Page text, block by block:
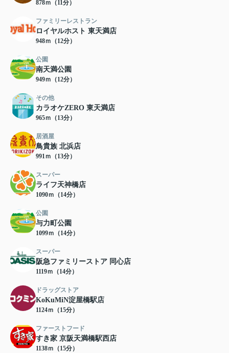
878ｍ（11分）
ファミリーレストラン
ロイヤルホスト 東天満店
948ｍ（12分）
公園
南天満公園
949ｍ（12分）
その他
カラオケZERO 東天満店
965ｍ（13分）
居酒屋
鳥貴族 北浜店
991ｍ（13分）
スーパー
ライフ天神橋店
1090ｍ（14分）
公園
与力町公園
1099ｍ（14分）
スーパー
阪急ファミリーストア 同心店
1119ｍ（14分）
ドラッグストア
KoKuMiN淀屋橋駅店
1124ｍ（15分）
ファーストフード
すき家 京阪天満橋駅西店
1138ｍ（15分）